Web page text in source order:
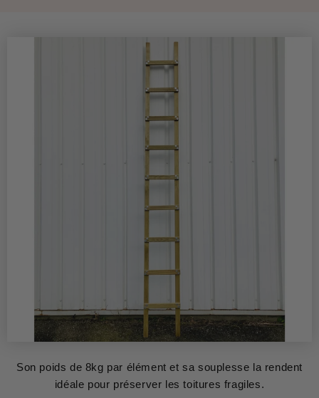
Son poids de 8kg par élément et sa souplesse la rendent
idéale pour préserver les toitures fragiles.